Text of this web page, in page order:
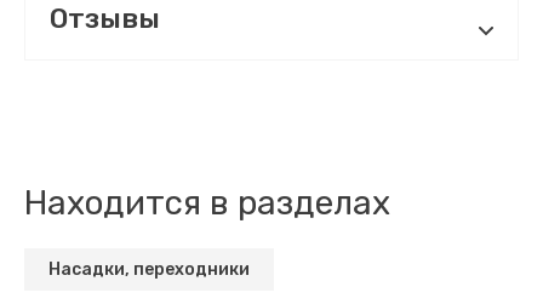
Отзывы
Находится в разделах
Насадки, переходники